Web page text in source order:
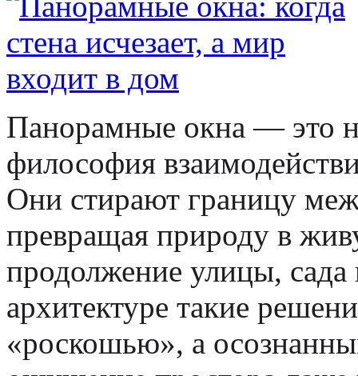
Панорамные окна — это
философия
Они стирают границу
превращая природу в
продолжение улицы,
архитектуре такие
«роскошью», а